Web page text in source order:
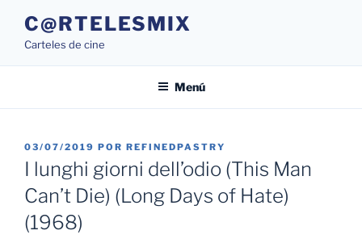
contenido
C@RTELESMIX
Carteles de cine
Menú
PUBLICADO
EL
03/07/2019 POR REFINEDPASTRY
I lunghi giorni dell’odio (This Man
Can’t Die) (Long Days of Hate)
(1968)